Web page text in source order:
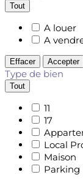
Tout
A louer
A
Effacer Accepter
Type de bien
Tout
11
17
Local
Maison
Parking